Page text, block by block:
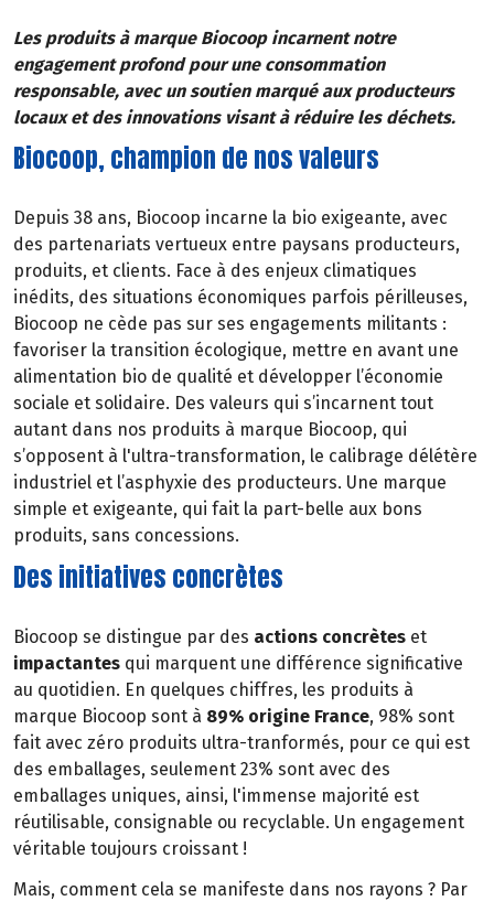
Les produits à marque Biocoop incarnent notre
engagement profond pour une consommation
responsable, avec un soutien marqué aux producteurs
locaux et des innovations visant à réduire les déchets.
Biocoop, champion de nos valeurs
Depuis 38 ans, Biocoop incarne la bio exigeante, avec
des partenariats vertueux entre paysans producteurs,
produits, et clients. Face à des enjeux climatiques
inédits, des situations économiques parfois périlleuses,
Biocoop ne cède pas sur ses engagements militants :
favoriser la transition écologique, mettre en avant une
alimentation bio de qualité et développer l’économie
sociale et solidaire. Des valeurs qui s’incarnent tout
autant dans nos produits à marque Biocoop, qui
s’opposent à l'ultra-transformation, le calibrage délétère
industriel et l’asphyxie des producteurs. Une marque
simple et exigeante, qui fait la part-belle aux bons
produits, sans concessions.
Des initiatives concrètes
Biocoop se distingue par des actions concrètes et
impactantes qui marquent une différence significative
au quotidien. En quelques chiffres, les produits à
marque Biocoop sont à 89% origine France, 98% sont
fait avec zéro produits ultra-tranformés, pour ce qui est
des emballages, seulement 23% sont avec des
emballages uniques, ainsi, l'immense majorité est
réutilisable, consignable ou recyclable. Un engagement
véritable toujours croissant !
Mais, comment cela se manifeste dans nos rayons ? Par